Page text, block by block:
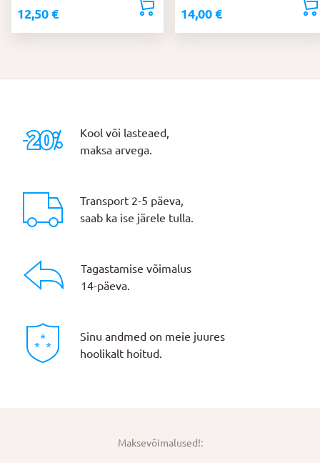
12,50 € 14,00 €
Kool või lasteaed,
maksa arvega.
Transport 2-5 päeva,
saab ka ise järele tulla.
Tagastamise võimalus
14-päeva.
Sinu andmed on meie juures
hoolikalt hoitud.
Maksevõimalused!: